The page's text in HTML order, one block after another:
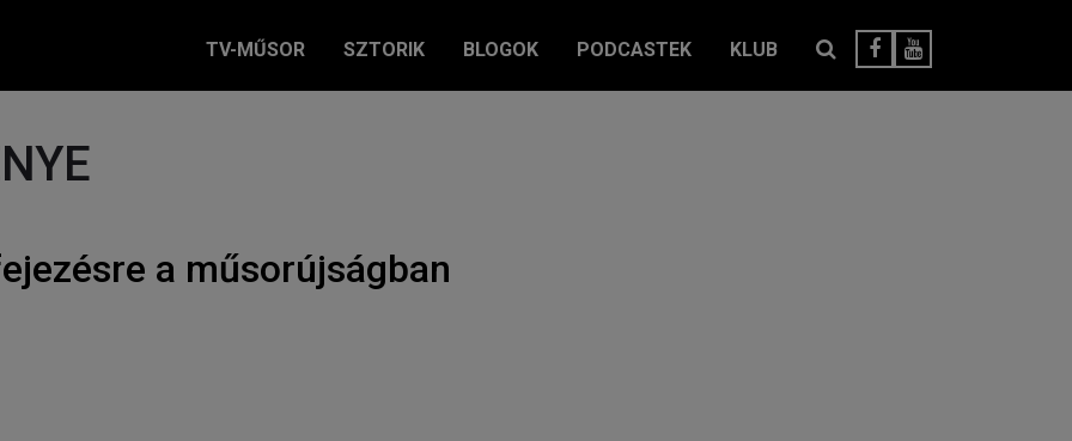
TV-MŰSOR SZTORIK BLOGOK PODCASTEK KLUB
a műsorújságban